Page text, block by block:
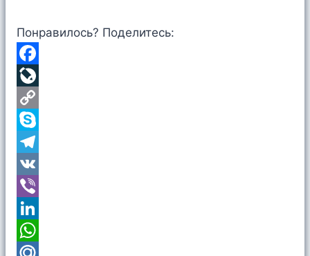
Понравилось? Поделитесь:
F
a
c
e
b
o
o
k
L
v
e
J
o
u
r
C
o
p
y
L
n
S
k
y
p
e
T
e
e
g
V
K
V
b
L
W